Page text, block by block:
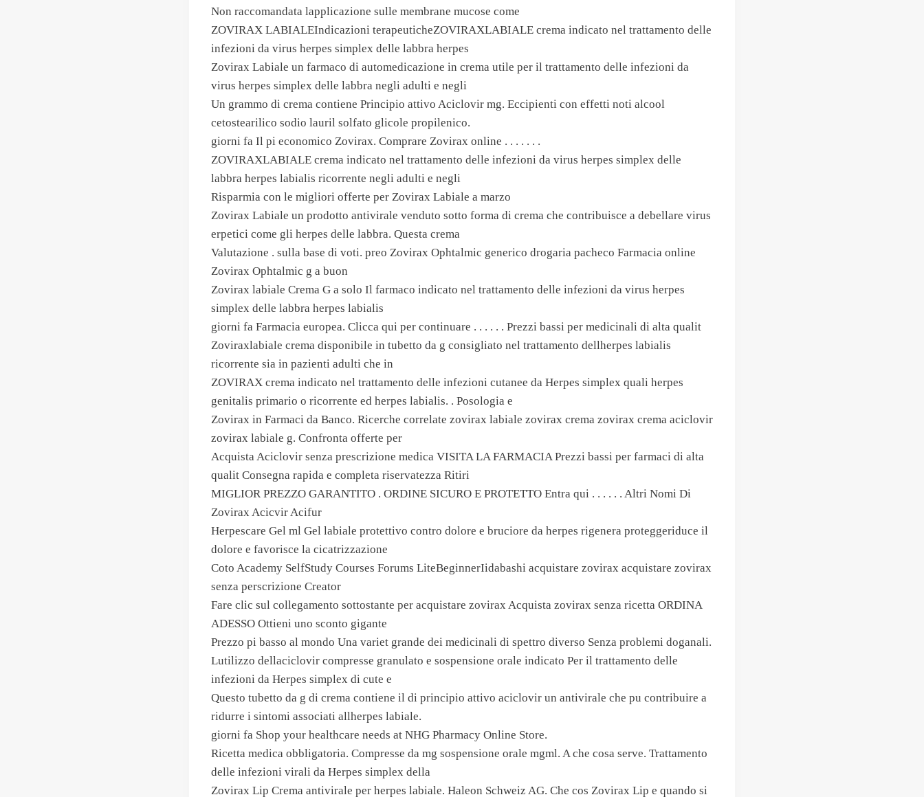
Non raccomandata lapplicazione sulle membrane mucose come
ZOVIRAX LABIALEIndicazioni terapeuticheZOVIRAXLABIALE crema indicato nel trattamento delle
infezioni da virus herpes simplex delle labbra herpes
Zovirax Labiale un farmaco di automedicazione in crema utile per il trattamento delle infezioni da
virus herpes simplex delle labbra negli adulti e negli
Un grammo di crema contiene Principio attivo Aciclovir mg. Eccipienti con effetti noti alcool
cetostearilico sodio lauril solfato glicole propilenico.
giorni fa Il pi economico Zovirax. Comprare Zovirax online . . . . . . .
ZOVIRAXLABIALE crema indicato nel trattamento delle infezioni da virus herpes simplex delle
labbra herpes labialis ricorrente negli adulti e negli
Risparmia con le migliori offerte per Zovirax Labiale a marzo
Zovirax Labiale un prodotto antivirale venduto sotto forma di crema che contribuisce a debellare virus
erpetici come gli herpes delle labbra. Questa crema
Valutazione . sulla base di voti. preo Zovirax Ophtalmic generico drogaria pacheco Farmacia online
Zovirax Ophtalmic g a buon
Zovirax labiale Crema G a solo Il farmaco indicato nel trattamento delle infezioni da virus herpes
simplex delle labbra herpes labialis
giorni fa Farmacia europea. Clicca qui per continuare . . . . . . Prezzi bassi per medicinali di alta qualit
Zoviraxlabiale crema disponibile in tubetto da g consigliato nel trattamento dellherpes labialis
ricorrente sia in pazienti adulti che in
ZOVIRAX crema indicato nel trattamento delle infezioni cutanee da Herpes simplex quali herpes
genitalis primario o ricorrente ed herpes labialis. . Posologia e
Zovirax in Farmaci da Banco. Ricerche correlate zovirax labiale zovirax crema zovirax crema aciclovir
zovirax labiale g. Confronta offerte per
Acquista Aciclovir senza prescrizione medica VISITA LA FARMACIA Prezzi bassi per farmaci di alta
qualit Consegna rapida e completa riservatezza Ritiri
MIGLIOR PREZZO GARANTITO . ORDINE SICURO E PROTETTO Entra qui . . . . . . Altri Nomi Di
Zovirax Acicvir Acifur
Herpescare Gel ml Gel labiale protettivo contro dolore e bruciore da herpes rigenera proteggeriduce il
dolore e favorisce la cicatrizzazione
Coto Academy SelfStudy Courses Forums LiteBeginnerIidabashi acquistare zovirax acquistare zovirax
senza perscrizione Creator
Fare clic sul collegamento sottostante per acquistare zovirax Acquista zovirax senza ricetta ORDINA
ADESSO Ottieni uno sconto gigante
Prezzo pi basso al mondo Una variet grande dei medicinali di spettro diverso Senza problemi doganali.
Lutilizzo dellaciclovir compresse granulato e sospensione orale indicato Per il trattamento delle
infezioni da Herpes simplex di cute e
Questo tubetto da g di crema contiene il di principio attivo aciclovir un antivirale che pu contribuire a
ridurre i sintomi associati allherpes labiale.
giorni fa Shop your healthcare needs at NHG Pharmacy Online Store.
Ricetta medica obbligatoria. Compresse da mg sospensione orale mgml. A che cosa serve. Trattamento
delle infezioni virali da Herpes simplex della
Zovirax Lip Crema antivirale per herpes labiale. Haleon Schweiz AG. Che cos Zovirax Lip e quando si